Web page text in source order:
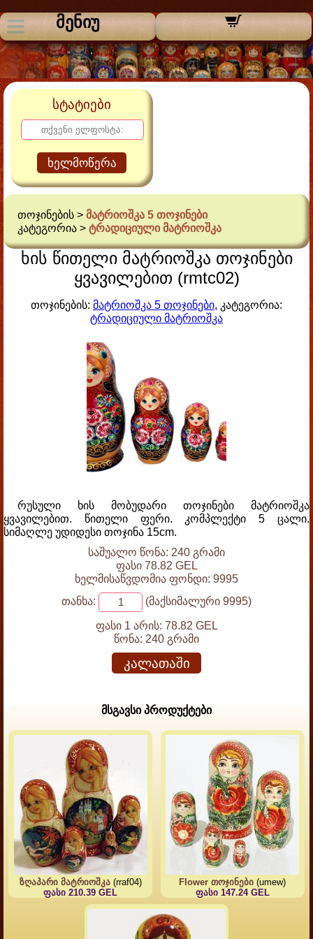
მენიუ
სტატიები
ხელმოწერა
თოჯინების > მატრიოშკა 5 თოჯინები
კატეგორია > ტრადიციული მატრიოშკა
ხის წითელი მატრიოშკა თოჯინები
ყვავილებით (rmtc02)
თოჯინების: მატრიოშკა 5 თოჯინები, კატეგორია:
ტრადიციული მატრიოშკა
რუსული ხის მობუდარი თოჯინები მატრიოშკა
ყვავილებით. წითელი ფერი. კომპლექტი 5 ცალი.
სიმაღლე უდიდესი თოჯინა 15cm.
საშუალო წონა: 240 გრამი
ფასი 78.82 GEL
ხელმისაწვდომია ფონდი: 9995
თანხა:
(მაქსიმალური 9995)
ფასი 1 არის: 78.82 GEL
წონა: 240 გრამი
კალათაში
მსგავსი პროდუქტები
ზღაპარი მატრიოშკა(rraf04)
ფასი 210.39 GEL
Flower თოჯინები (umew)
ფასი 147.24 GEL